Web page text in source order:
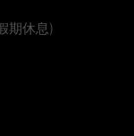
期休息)